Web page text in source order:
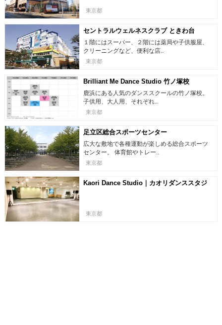
東京都
セントラルウェルネスクラブ ときわ台
１階にはスーパー、２階には薬局や子供服屋、
クリーニングなど、便利な店..
東京都
Brilliant Me Dance Studio 竹ノ塚校
鹿浜にある人気のダンススクールの竹ノ塚校。
子供用、大人用、それぞれ..
東京都
足立区総合スポーツセンター
広大な敷地で各種運動が楽しめる総合スポーツ
センター。 体育館やトレー..
東京都
Kaori Dance Studio｜カオリダンススタジ
東京都